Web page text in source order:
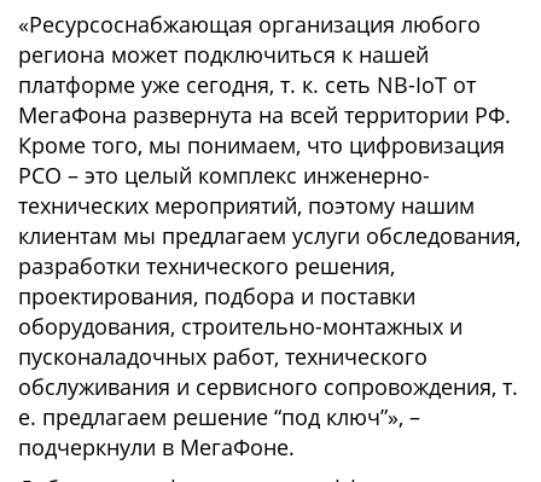
«Ресурсоснабжающая организация любого
региона может подключиться к нашей
платформе уже сегодня, т. к. сеть NB-IoT от
МегаФона развернута на всей территории РФ.
Кроме того, мы понимаем, что цифровизация
РСО – это целый комплекс инженерно-
технических мероприятий, поэтому нашим
клиентам мы предлагаем услуги обследования,
разработки технического решения,
проектирования, подбора и поставки
оборудования, строительно-монтажных и
пусконаладочных работ, технического
обслуживания и сервисного сопровождения, т.
е. предлагаем решение “под ключ”», –
подчеркнули в МегаФоне.